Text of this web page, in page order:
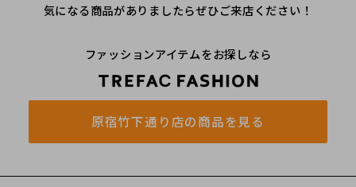
気になる商品がありましたらぜひご来店ください！
ファッションアイテムをお探しなら
原宿竹下通り店の商品を見る